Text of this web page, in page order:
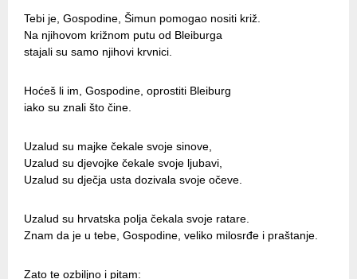
Tebi je, Gospodine, Šimun pomogao nositi križ.
Na njihovom križnom putu od Bleiburga
stajali su samo njihovi krvnici.
Hoćeš li im, Gospodine, oprostiti Bleiburg
iako su znali što čine.
Uzalud su majke čekale svoje sinove,
Uzalud su djevojke čekale svoje ljubavi,
Uzalud su dječja usta dozivala svoje očeve.
Uzalud su hrvatska polja čekala svoje ratare.
Znam da je u tebe, Gospodine, veliko milosrđe i praštanje.
Zato te ozbiljno i pitam: